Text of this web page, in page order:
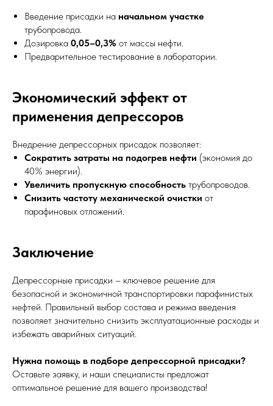
Введение присадки на начальном участке
трубопровода.
Дозировка 0,05–0,3% от массы нефти.
Предварительное тестирование в лаборатории.
Экономический эффект от
применения депрессоров
Внедрение депрессорных присадок позволяет:
Сократить затраты на подогрев нефти (экономия до
40% энергии).
Увеличить пропускную способность трубопроводов.
Снизить частоту механической очистки от
парафиновых отложений.
Заключение
Депрессорные присадки – ключевое решение для
безопасной и экономичной транспортировки парафинистых
нефтей. Правильный выбор состава и режима введения
позволяет значительно снизить эксплуатационные расходы и
избежать аварийных ситуаций.
Нужна помощь в подборе депрессорной присадки?
Оставьте заявку, и наши специалисты предложат
оптимальное решение для вашего производства!